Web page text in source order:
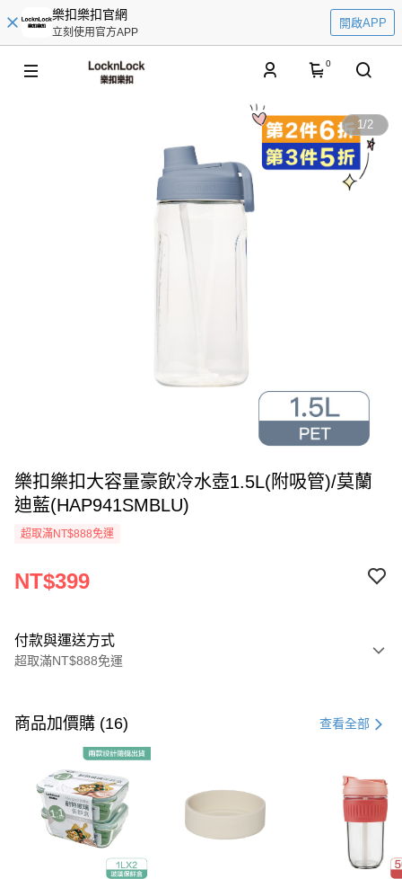
樂扣樂扣官網
立刻使用官方APP
開啟APP
0
1/2
樂扣樂扣大容量豪飲冷水壺1.5L(附吸管)/莫蘭
迪藍(HAP941SMBLU)
超取滿NT$888免運
NT$399
付款與運送方式
超取滿NT$888免運
信用卡一次付款
Apple Pay
街口支付
商品加價購 (16) 查看全部